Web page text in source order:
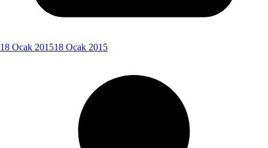
18 Ocak 201518 Ocak 2015